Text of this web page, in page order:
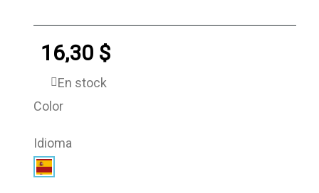
16,30 $
En stock
Color
Idioma